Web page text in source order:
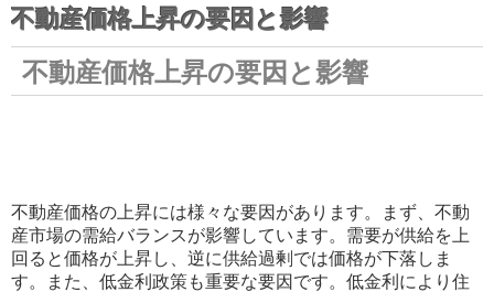
不動産価格上昇の要因と影響
不動産価格上昇の要因と影響
不動産価格の上昇には様々な要因があります。まず、不動
産市場の需給バランスが影響しています。需要が供給を上
回ると価格が上昇し、逆に供給過剰では価格が下落しま
す。また、低金利政策も重要な要因です。低金利により住